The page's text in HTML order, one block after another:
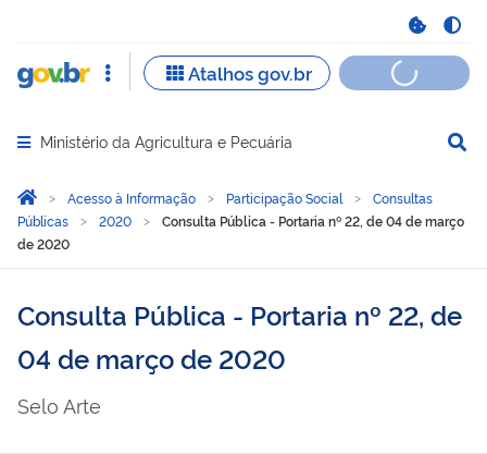
Abrir menu principal de navegação
Ministério da Agricultura e Pecuária
Você está aqui:
Página Inicial
Acesso à Informação Participação Social
Consultas
Públicas
2020
Consulta Pública - Portaria nº 22, de 04 de março
de 2020
Consulta Pública - Portaria nº 22, de
04 de março de 2020
Selo Arte